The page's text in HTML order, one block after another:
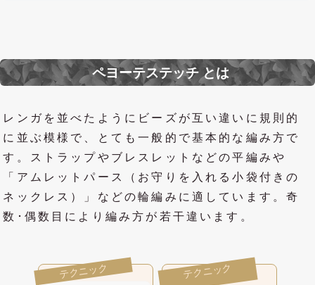
ペヨーテステッチ とは
レンガを並べたようにビーズが互い違いに規則的
に並ぶ模様で、とても一般的で基本的な編み方で
す。ストラップやブレスレットなどの平編みや
「アムレットパース（お守りを入れる小袋付きの
ネックレス）」などの輪編みに適しています。奇
数･偶数目により編み方が若干違います。